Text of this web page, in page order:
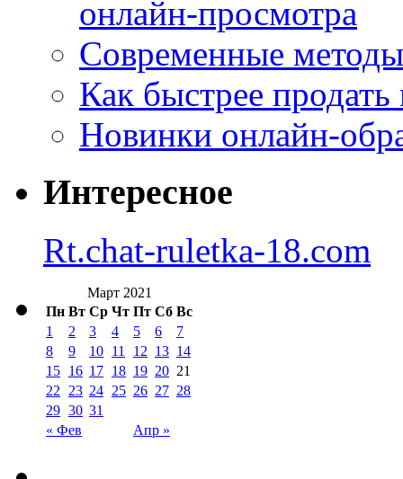
онлайн-просмотра
Современные
Как быстрее
Новинки онлайн-
Интересное
Rt.chat-ruletka-18.com
Март 2021
Пн Вт Ср Чт Пт Сб Вс
« Фев Апр »
1 2 3 4 5 6
7
8
9 10 11 12 13 14
15 16 17 18 19 20 21
22
23 24 25 26 27 28
29 30 31